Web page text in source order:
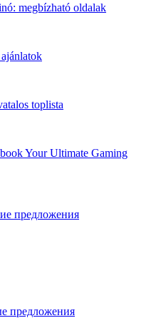
megbízható oldalak
toplista
Your Ultimate Gaming
предложения
предложения